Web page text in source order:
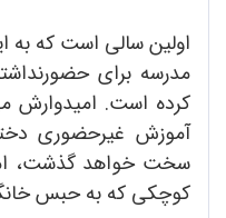
اولین سالی است که به
مدرسه برای
کرده است. امیدوارش
آموزش غیرحضوری
سخت خواهد گذشت، اما
کوچکی که به حبس